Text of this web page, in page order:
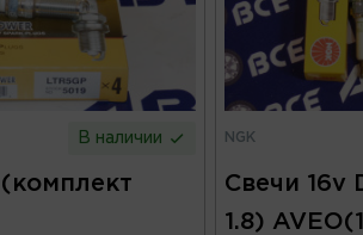
В наличии NGK
Свечи 16v
1.8)